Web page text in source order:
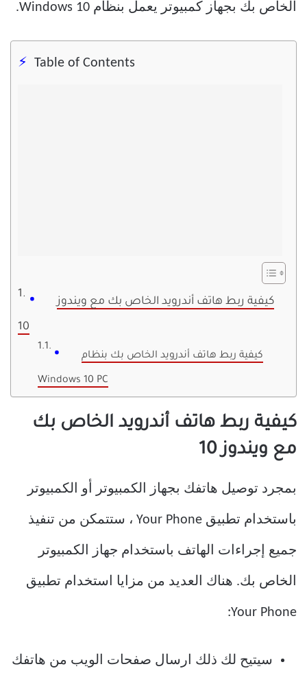
الخاص بك بجهاز كمبيوتر يعمل بنظام Windows 10.
Table of Contents
كيفية ربط هاتف أندرويد الخاص بك مع ويندوز
10
كيفية ربط هاتف أندرويد الخاص بك بنظام
Windows 10 PC
كيفية ربط هاتف أندرويد الخاص بك
مع ويندوز 10
بمجرد توصيل هاتفك بجهاز الكمبيوتر أو الكمبيوتر
باستخدام تطبيق Your Phone ، ستتمكن من تنفيذ
جميع إجراءات الهاتف باستخدام جهاز الكمبيوتر
الخاص بك. هناك العديد من مزايا استخدام تطبيق
Your Phone:
سيتيح لك ذلك ارسال صفحات الويب من هاتفك